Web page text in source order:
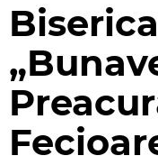
Biserica